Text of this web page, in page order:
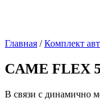
Главная /Комплект
CAME FLEX
В связи с динамично